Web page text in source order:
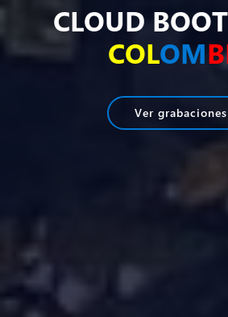
CLOUD
COLOM
Ver grabaciones